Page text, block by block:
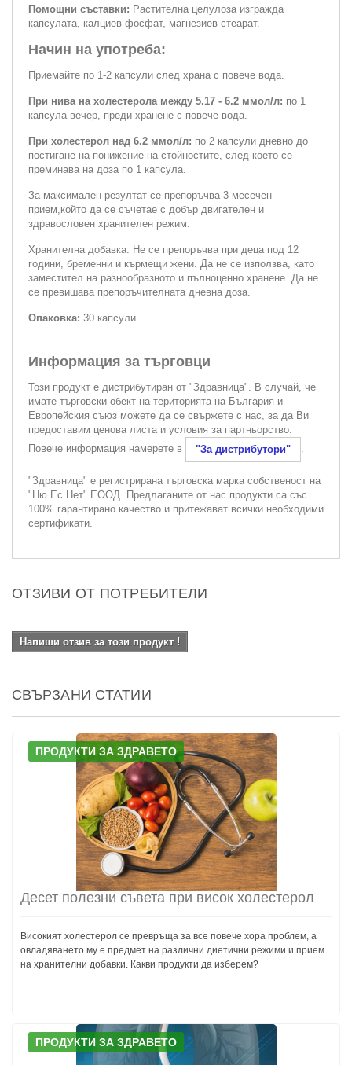
Помощни съставки: Растителна целулоза изгражда
капсулата, калциев фосфат, магнезиев стеарат.
Начин на употреба:
Приемайте по 1-2 капсули след храна с повече вода.
При нива на холестерола между 5.17 - 6.2 ммол/л: по 1
капсула вечер, преди хранене с повече вода.
При холестерол над 6.2 ммол/л: по 2 капсули дневно до
постигане на понижение на стойностите, след което се
преминава на доза по 1 капсула.
За максимален резултат се препоръчва 3 месечен
прием,който да се съчетае с добър двигателен и
здравословен хранителен режим.
Хранителна добавка. Не се препоръчва при деца под 12
години, бременни и кърмещи жени. Да не се използва, като
заместител на разнообразното и пълноценно хранене. Да не
се превишава препоръчителната дневна доза.
Опаковка: 30 капсули
Информация за търговци
Този продукт е дистрибутиран от "Здравница". В случай, че
имате търговски обект на територията на България и
Европейския съюз можете да се свържете с нас, за да Ви
предоставим ценова листа и условия за партньорство.
Повече информация намерете в
"За дистрибутори" .
"Здравница" е регистрирана търговска марка собственост на
"Ню Ес Нет" ЕООД. Предлаганите от нас продукти са със
100% гарантирано качество и притежават всички необходими
сертификати.
ОТЗИВИ ОТ ПОТРЕБИТЕЛИ
Напиши отзив за този продукт !
СВЪРЗАНИ СТАТИИ
ПРОДУКТИ ЗА ЗДРАВЕТО
Десет полезни съвета при висок холестерол
Високият холестерол се превръща за все повече хора проблем, а
овладяването му е предмет на различни диетични режими и прием
на хранителни добавки. Какви продукти да изберем?
ПРОДУКТИ ЗА ЗДРАВЕТО